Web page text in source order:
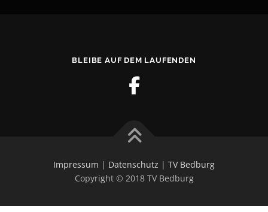
BLEIBE AUF DEM LAUFENDEN
Impressum | Datenschutz | TV Bedburg
Copyright © 2018 TV Bedburg